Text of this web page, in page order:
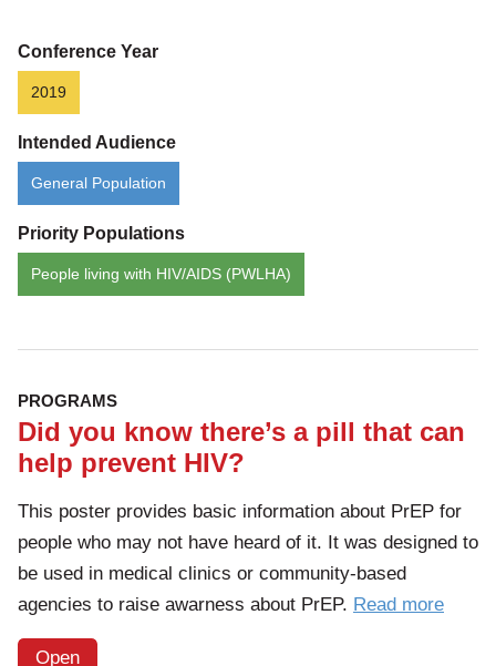
Conference Year
2019
Intended Audience
General Population
Priority Populations
People living with HIV/AIDS (PWLHA)
PROGRAMS
Did you know there’s a pill that can
help prevent HIV?
This poster provides basic information about PrEP for
people who may not have heard of it. It was designed to
be used in medical clinics or community-based
agencies to raise awarness about PrEP. Read moreof
Open